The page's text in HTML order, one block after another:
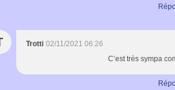
Trotti 02/11/2021 06:26
C’est très sympa